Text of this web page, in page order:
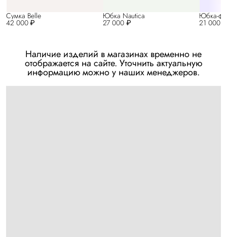
42 000 ₽
Сумка Belle
27 000 ₽
Юбка Nautica
21 000 ₽
Юбка-
Наличие изделий в магазинах временно не
отображается на сайте. Уточнить актуальную
информацию можно у наших менеджеров.